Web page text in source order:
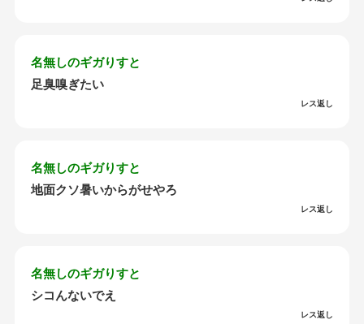
名無しのギガりすと
足臭嗅ぎたい
レス返し
名無しのギガりすと
地面クソ暑いからがせやろ
レス返し
名無しのギガりすと
シコんないでえ
レス返し